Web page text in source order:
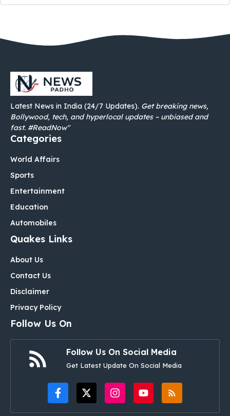
Latest News in India (24/7 Updates). Get breaking news,
Bollywood, tech, and hyperlocal updates – unbiased and
fast. #ReadNow"
Categories
World Affairs
Sports
Entertainment
Education
Automobiles
Quakes Links
About Us
Contact Us
Disclaimer
Privacy Policy
Follow Us On
Follow Us On Social Media
Get Latest Update On Social Media